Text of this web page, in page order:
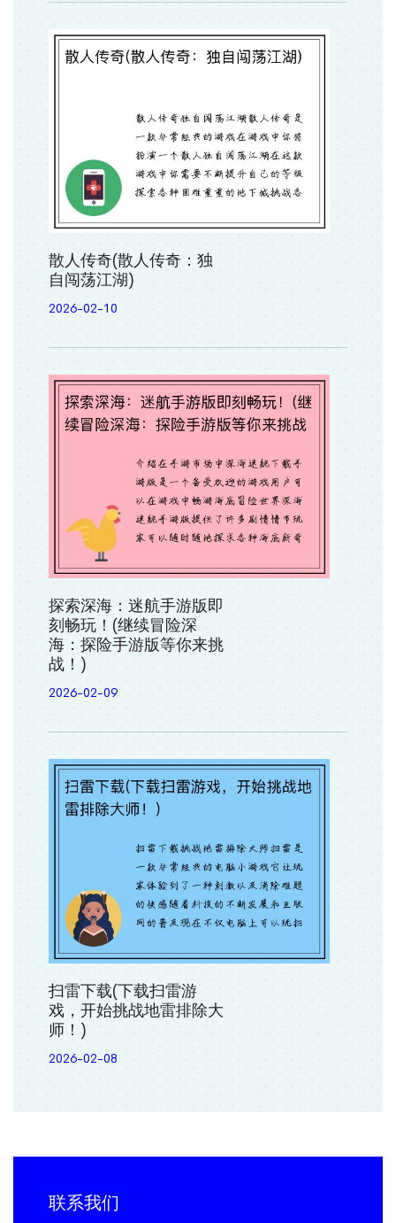
散人传奇(散人传奇：独
自闯荡江湖)
2026-02-10
探索深海：迷航手游版即
刻畅玩！(继续冒险深
海：探险手游版等你来挑
战！)
2026-02-09
扫雷下载(下载扫雷游
戏，开始挑战地雷排除大
师！)
2026-02-08
联系我们